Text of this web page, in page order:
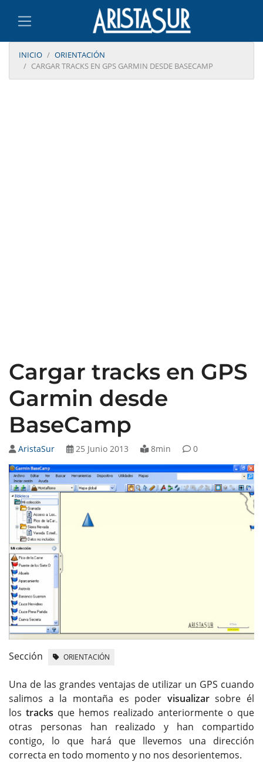
INICIO
ORIENTACIÓN
CARGAR TRACKS EN GPS GARMIN DESDE BASECAMP
Cargar tracks en GPS
Garmin desde
BaseCamp
AristaSur 25 Junio 2013 8min 0
Sección ORIENTACIÓN
Una de las grandes ventajas de utilizar un GPS cuando
salimos a la montaña es poder visualizarsobre él
los tracks que hemos realizado anteriormente o que
otras personas han realizado y han compartido
contigo, lo que hará que llevemos una dirección
correcta en todo momento y no nos desorientemos.